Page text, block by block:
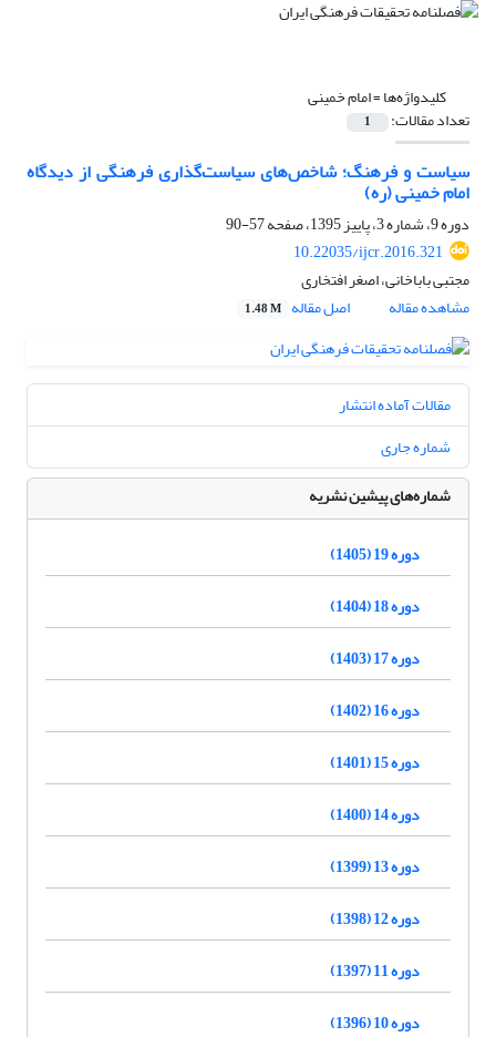
کلیدواژه‌ها =امام خمینی
تعداد مقالات: 1
سیاست و فرهنگ؛ شاخص‌های سیاست‌گذاری فرهنگی از دیدگاه
امام خمینی (ره)
دوره 9، شماره 3، پاییز 1395، صفحه
57-90
10.22035/ijcr.2016.321
مجتبی باباخانی، اصغر افتخاری
مشاهده مقاله
اصل مقاله 1.48 M
مقالات آماده انتشار
شماره جاری
شماره‌های پیشین نشریه
دوره 19 (1405)
دوره 18 (1404)
دوره 17 (1403)
دوره 16 (1402)
دوره 15 (1401)
دوره 14 (1400)
دوره 13 (1399)
دوره 12 (1398)
دوره 11 (1397)
دوره 10 (1396)